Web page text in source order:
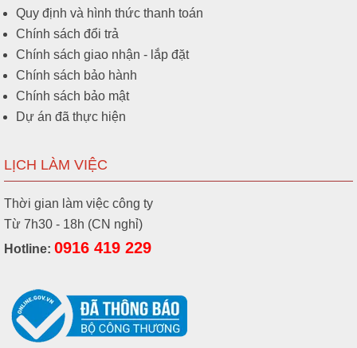
Quy định và hình thức thanh toán
Chính sách đổi trả
Chính sách giao nhận - lắp đặt
Chính sách bảo hành
Chính sách bảo mật
Dự án đã thực hiện
LỊCH LÀM VIỆC
Thời gian làm việc công ty
Từ 7h30 - 18h (CN nghỉ)
Hotline: 0916 419 229